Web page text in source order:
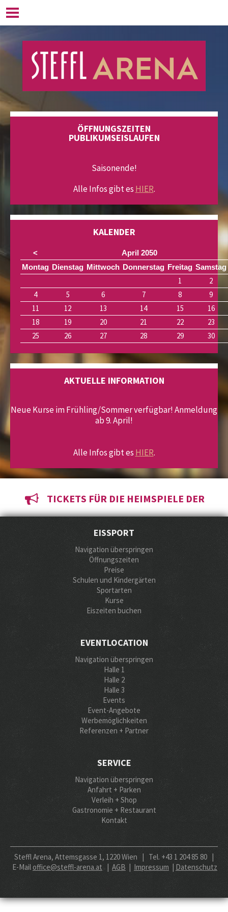
NAVIGATION ÜBERSPRINGEN
HOME
EISSPORT
ÖFFNUNGSZEITEN
PREISE
SCHULEN UND KINDERGÄRTEN
SPORTARTEN
HALLE 1
HALLE 3
EVENT-ANGEBOTE
WERBEMÖGLICHKEITEN
REFERENZEN + PARTNER
KONTAKT
ANFAHRT + PARKEN
GASTRONOMIE + RESTAURANT
ÖFFNUNGSZEITEN
PUBLIKUMSEISLAUFEN
Saisonende!
Alle Infos gibt es HIER.
KALENDER
<
April 2050
Montag Dienstag Mittwoch Donnerstag Freitag Samstag
1
2
4
5 6 7 8
9
11
12 13 14 15
16
18
19 20 21 22
23
25
26 27 28 29 30
AKTUELLE INFORMATION
Neue Kurse im Frühling/Sommer verfügbar! Anmeldung
ab 9. April!
Alle Infos gibt es HIER.
TICKETS FÜR DIE HEIMSPIELE DER
VIENNA CAPITALS
EISSPORT
Navigation überspringen
Öffnungszeiten
Preise
Schulen und Kindergärten
Sportarten
Kurse
Eiszeiten buchen
EVENTLOCATION
Navigation überspringen
Halle 1
Halle 2
Halle 3
Events
Event-Angebote
Werbemöglichkeiten
Referenzen + Partner
SERVICE
Navigation überspringen
Anfahrt + Parken
Verleih + Shop
Gastronomie + Restaurant
Kontakt
Steffl Arena, Attemsgasse 1, 1220 Wien | Tel. +43 1 204 85 80 |
E-Mailoffice@steffl-arena.at | AGB | Impressum | Datenschutz